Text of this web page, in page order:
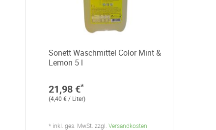
Sonett Waschmittel Color Mint &
Lemon 5 l
21,98 €*
(4,40 € / Liter)
* inkl. ges. MwSt. zzgl. Versandkosten